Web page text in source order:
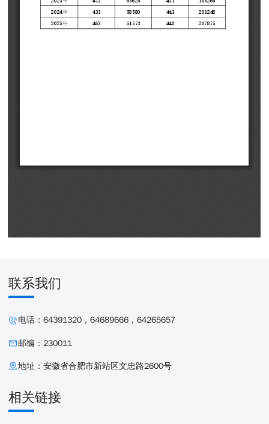
联系我们
电话：64391320，64689666，64265657
邮编：230011
地址：安徽省合肥市新站区文忠路2600号
相关链接